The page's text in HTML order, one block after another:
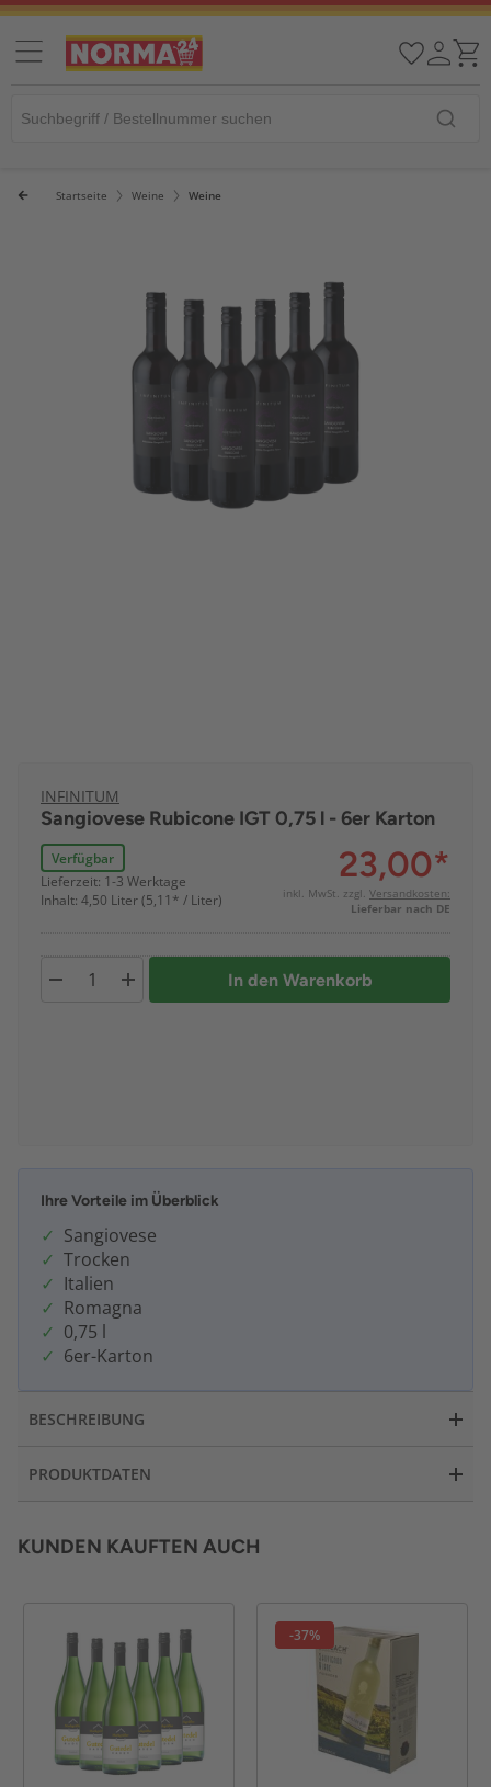
Startseite Weine Weine
INFINITUM
Sangiovese Rubicone IGT 0,75 l - 6er Karton
Verfügbar
Lieferzeit: 1-3 Werktage
Inhalt: 4,50 Liter (5,11* / Liter)
23,00*
inkl. MwSt. zzgl. Versandkosten:
Lieferbar nach DE
In den Warenkorb
Ihre Vorteile im Überblick
Sangiovese
Trocken
Italien
Romagna
0,75 l
6er-Karton
BESCHREIBUNG
PRODUKTDATEN
KUNDEN KAUFTEN AUCH
-37%